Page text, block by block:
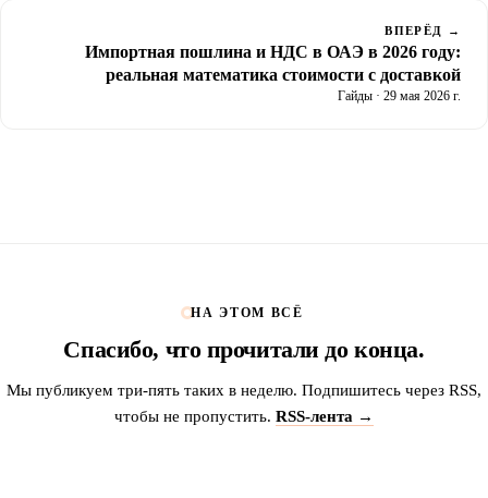
ВПЕРЁД →
Импортная пошлина и НДС в ОАЭ в 2026 году:
реальная математика стоимости с доставкой
Гайды · 29 мая 2026 г.
НА ЭТОМ ВСЁ
Спасибо, что прочитали до конца.
Мы публикуем три-пять таких в неделю. Подпишитесь через RSS,
чтобы не пропустить. RSS-лента →